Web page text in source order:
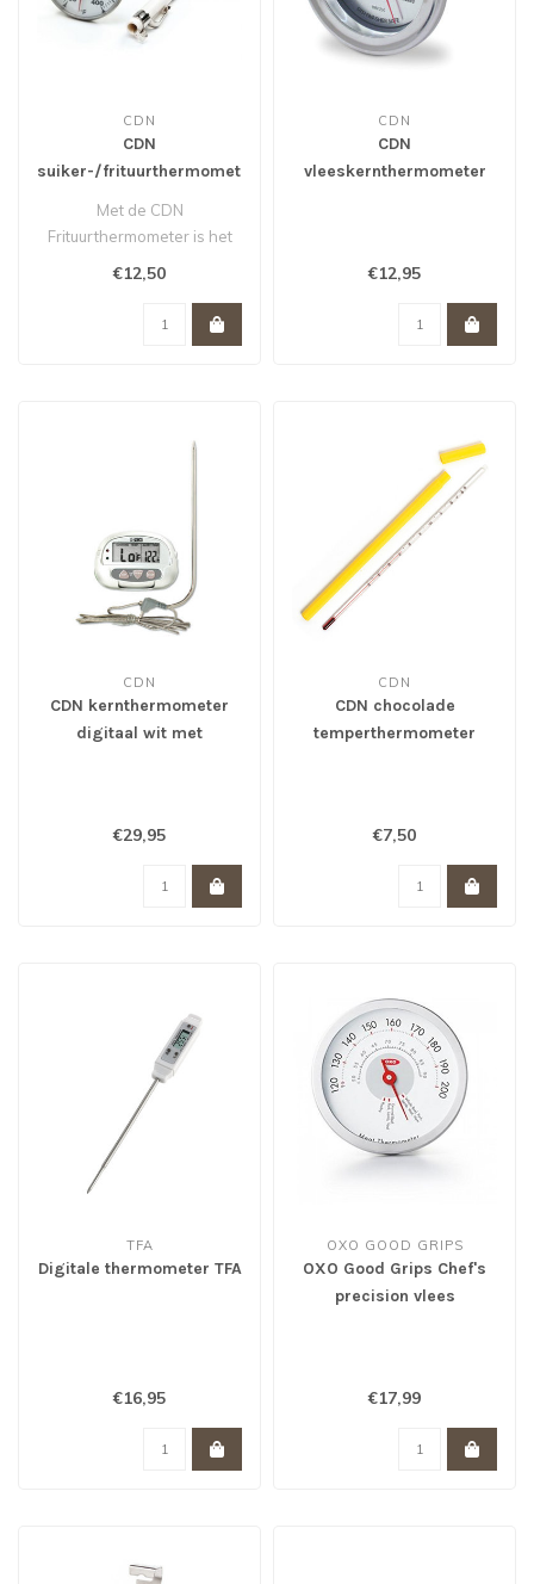
CDN
CDN
suiker-/frituurthermometer
Met de CDN
Frituurthermometer is het
€12,50
CDN
CDN
vleeskernthermometer
€12,95
CDN
CDN kernthermometer
digitaal wit met
€29,95
CDN
CDN chocolade
temperthermometer
€7,50
TFA
Digitale thermometer TFA
€16,95
OXO GOOD GRIPS
OXO Good Grips Chef's
precision vlees
€17,99